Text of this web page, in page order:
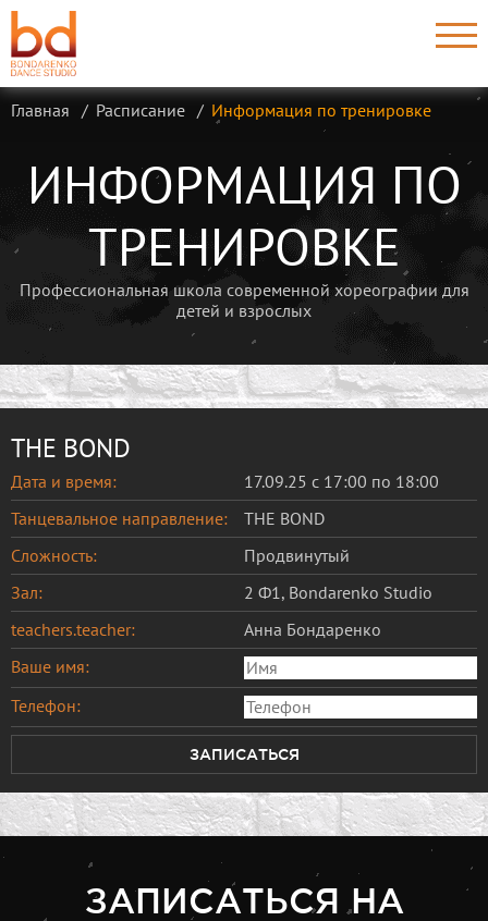
Главная Расписание Информация по тренировке
ИНФОРМАЦИЯ ПО
ТРЕНИРОВКЕ
Профессиональная школа современной хореографии для
детей и взрослых
THE BOND
Дата и время:
17.09.25 с 17:00 по 18:00
Танцевальное направление:
THE BOND
Сложность:
Продвинутый
Зал:
2 Ф1, Bondarenko Studio
teachers.teacher:
Анна Бондаренко
Ваше имя:
Телефон:
ЗАПИСАТЬСЯ
ЗАПИСАТЬСЯ НА